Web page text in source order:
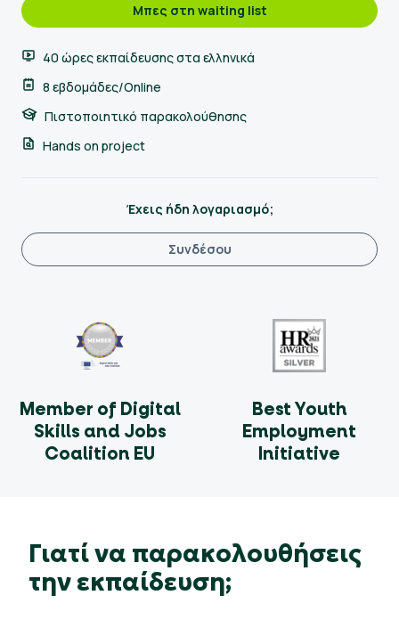
Μπες στη waiting list
40 ώρες εκπαίδευσης στα ελληνικά
8 εβδομάδες/Online
Πιστοποιητικό παρακολούθησης
Hands on project
Έχεις ήδη λογαριασμό;
Συνδέσου
Member of Digital
Skills and Jobs
Coalition EU
Best Youth
Employment
Initiative
Γιατί να παρακολουθήσεις
την εκπαίδευση;